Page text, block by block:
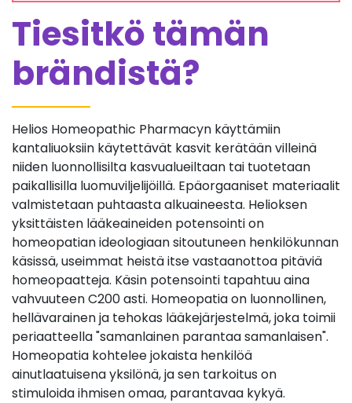
Tiesitkö tämän
brändistä?
Helios Homeopathic Pharmacyn käyttämiin
kantaliuoksiin käytettävät kasvit kerätään villeinä
niiden luonnollisilta kasvualueiltaan tai tuotetaan
paikallisilla luomuviljelijöillä. Epäorgaaniset materiaalit
valmistetaan puhtaasta alkuaineesta. Helioksen
yksittäisten lääkeaineiden potensointi on
homeopatian ideologiaan sitoutuneen henkilökunnan
käsissä, useimmat heistä itse vastaanottoa pitäviä
homeopaatteja. Käsin potensointi tapahtuu aina
vahvuuteen C200 asti. Homeopatia on luonnollinen,
hellävarainen ja tehokas lääkejärjestelmä, joka toimii
periaatteella "samanlainen parantaa samanlaisen".
Homeopatia kohtelee jokaista henkilöä
ainutlaatuisena yksilönä, ja sen tarkoitus on
stimuloida ihmisen omaa, parantavaa kykyä.